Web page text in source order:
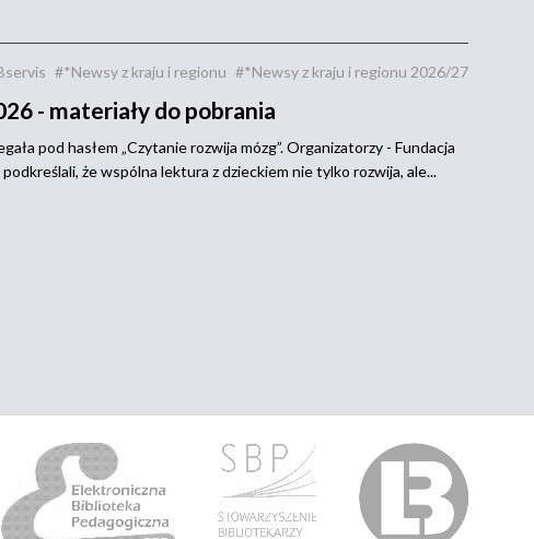
#*Newsy z kraju i regionu #*Newsy z kraju i regionu 2026/27
- materiały do pobrania
pod hasłem „Czytanie rozwija mózg”. Organizatorzy - Fundacja
że wspólna lektura z dzieckiem nie tylko rozwija, ale...